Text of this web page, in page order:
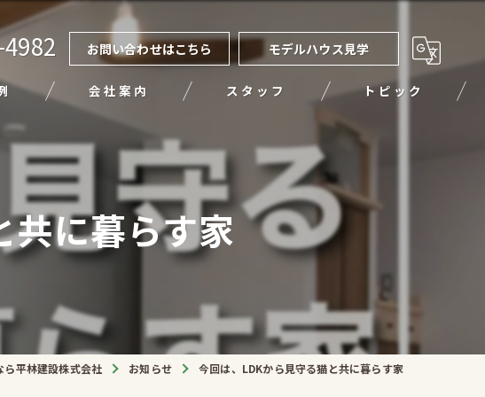
お問い合わせはこちら モデルハウス見学
会社案内 スタッフ トピック
に暮らす家
ら平林建設株式会社 お知らせ 今回は、LDKから見守る猫と共に暮らす家